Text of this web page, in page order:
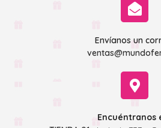
Envíanos un
Encuéntranos